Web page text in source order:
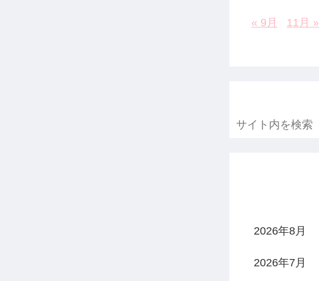
« 9月 11月 »
2026年8月
2026年7月